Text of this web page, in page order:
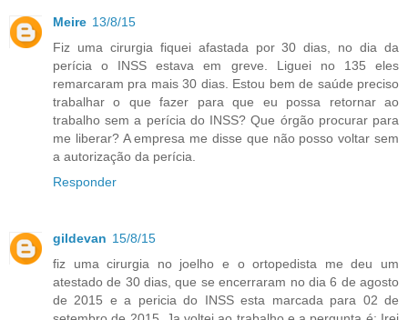
Meire 13/8/15
Fiz uma cirurgia fiquei afastada por 30 dias, no dia da
perícia o INSS estava em greve. Liguei no 135 eles
remarcaram pra mais 30 dias. Estou bem de saúde preciso
trabalhar o que fazer para que eu possa retornar ao
trabalho sem a perícia do INSS? Que órgão procurar para
me liberar? A empresa me disse que não posso voltar sem
a autorização da perícia.
Responder
gildevan 15/8/15
fiz uma cirurgia no joelho e o ortopedista me deu um
atestado de 30 dias, que se encerraram no dia 6 de agosto
de 2015 e a pericia do INSS esta marcada para 02 de